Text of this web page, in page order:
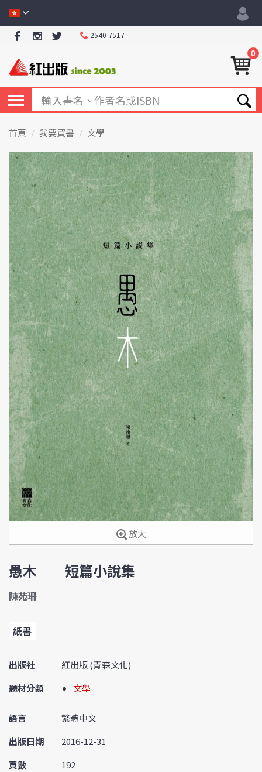
2540 7517
0
首頁 我要買書 文學
放大
愚木──短篇小說集
陳苑珊
紙書
出版社
紅出版 (青森文化)
題材分類
文學
語言
繁體中文
出版日期
2016-12-31
頁數
192